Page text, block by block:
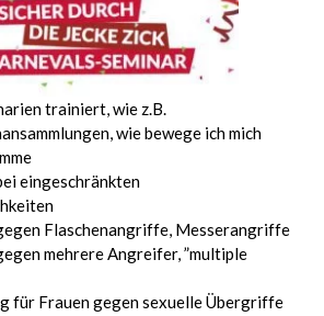
trainiert, wie z.B.
wie bewege ich mich
eingeschränkten
Flaschenangriffe, Messerangriffe
mehrere Angreifer, ”multiple
für Frauen gegen sexuelle Übergriffe